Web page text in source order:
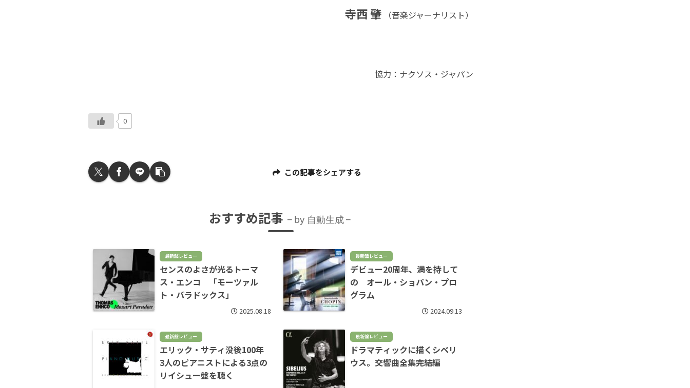
寺西 肇 （音楽ジャーナリスト）
協力：ナクソス・ジャパン
0
この記事をシェアする
おすすめ記事 by 自動生成
最新盤レビュー
センスのよさが光るトーマ
ス・エンコ 「モーツァル
ト・パラドックス」
2025.08.18
最新盤レビュー
デビュー20周年、満を持して
の オール・ショパン・プロ
グラム
2024.09.13
最新盤レビュー
エリック・サティ没後100年
3人のピアニストによる3点の
リイシュー盤を聴く
最新盤レビュー
ドラマティックに描くシベリ
ウス。交響曲全集完結編